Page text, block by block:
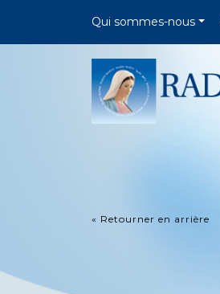
Qui sommes-nous
« Retourner en arrière